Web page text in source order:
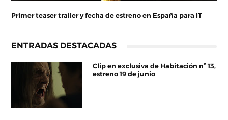
Primer teaser trailer y fecha de estreno en España para IT
ENTRADAS DESTACADAS
Clip en exclusiva de Habitación nº 13,
estreno 19 de junio